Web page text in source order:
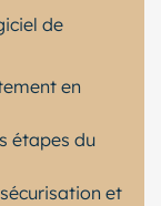
de
en
étapes du
et